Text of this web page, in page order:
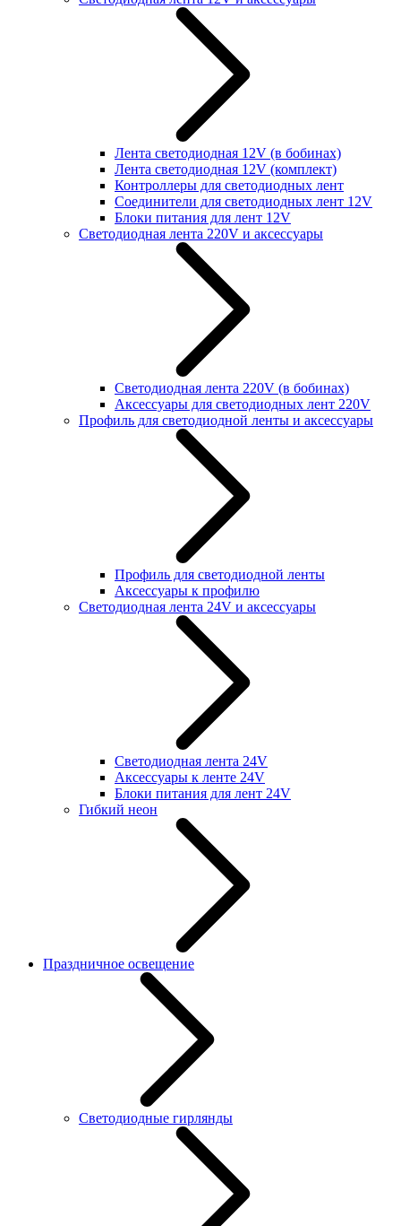
Лента светодиодная 12V (в бобинах)
Лента светодиодная 12V (комплект)
Контроллеры для светодиодных лент
Соединители для светодиодных лент 12V
Блоки питания для лент 12V
Светодиодная лента 220V и аксессуары
Светодиодная лента 220V (в бобинах)
Аксессуары для светодиодных лент 220V
Профиль для светодиодной ленты и аксессуары
Профиль для светодиодной ленты
Аксессуары к профилю
Светодиодная лента 24V и аксессуары
Светодиодная лента 24V
Аксессуары к ленте 24V
Блоки питания для лент 24V
Гибкий неон
Праздничное освещение
Светодиодные гирлянды